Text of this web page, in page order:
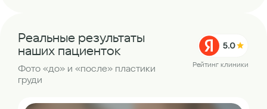
Реальные результаты
наших пациенток
Фото «до» и «после» пластики
груди
Рейтинг клиники